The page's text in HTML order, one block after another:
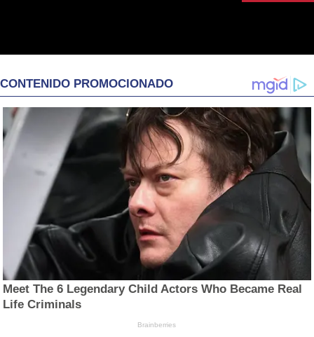
CONTENIDO PROMOCIONADO
Meet The 6 Legendary Child Actors Who Became Real
Life Criminals
Brainberries